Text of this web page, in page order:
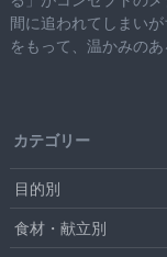
間に追われてしまいが
をもって、 温かみのあ
カテゴリー
目的別
食材・献立別